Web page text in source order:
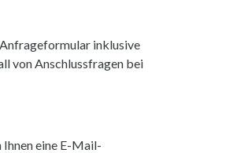
inklusive
von Anschlussfragen bei
eine E-Mail-